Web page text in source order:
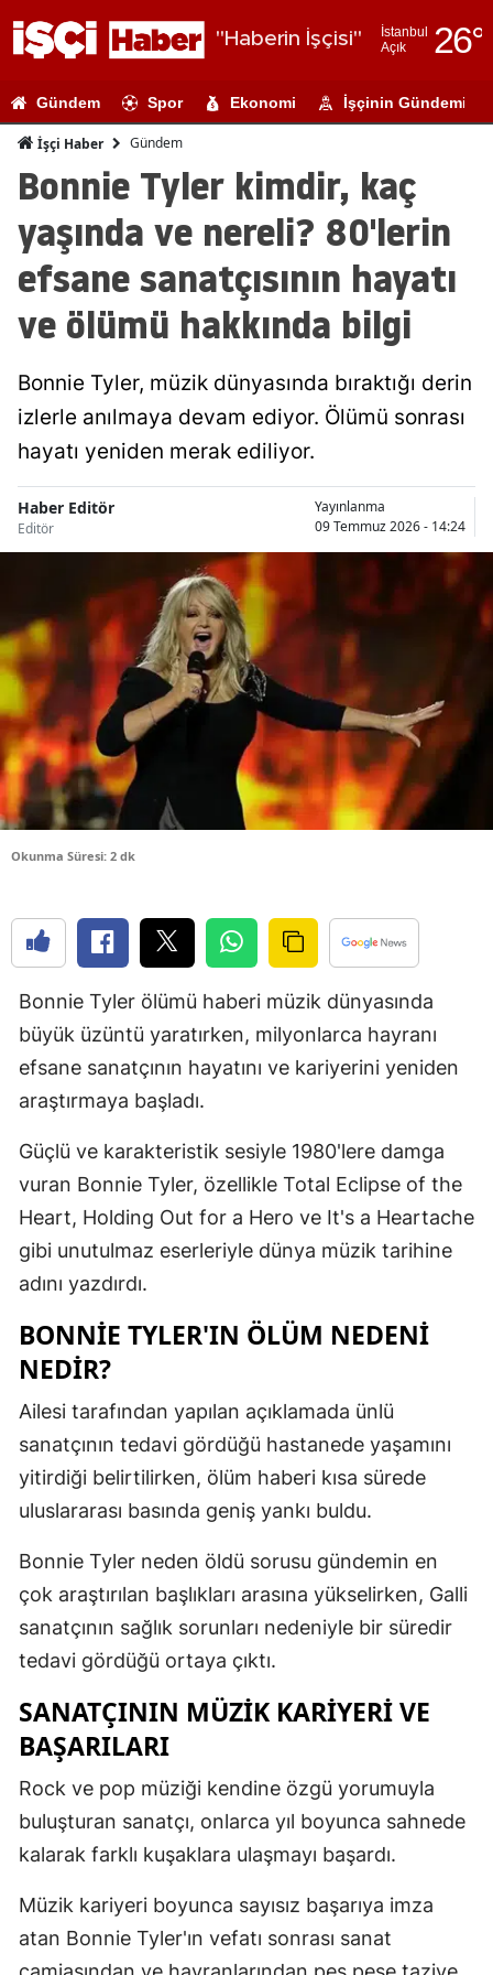
"Haberin İşçisi"
İstanbul
Açık
26°
Adıyaman
Ağrı
Amasya
Ankara
Antalya
Artvin
Aydın
Bilecik
Bingöl
Burdur
Bursa
Çanakkale
Çankırı
Denizli
Diyarbakır
Edirne
Elazığ
Erzurum
Eskişehir
Gaziantep
Gümüşhane
Isparta
İstanbul
İzmir
Kırklareli
Kırşehir
Konya
Kütahya
Gündem Spor Ekonomi İşçinin Gündemi
İşçi Haber Gündem
Bonnie Tyler kimdir, kaç
yaşında ve nereli? 80'lerin
efsane sanatçısının hayatı
ve ölümü hakkında bilgi
Bonnie Tyler, müzik dünyasında bıraktığı derin
izlerle anılmaya devam ediyor. Ölümü sonrası
hayatı yeniden merak ediliyor.
Haber Editör
Editör
Yayınlanma
09 Temmuz 2026 - 14:24
Okunma Süresi: 2 dk
Bonnie Tyler ölümü haberi müzik dünyasında
büyük üzüntü yaratırken, milyonlarca hayranı
efsane sanatçının hayatını ve kariyerini yeniden
araştırmaya başladı.
Güçlü ve karakteristik sesiyle 1980'lere damga
vuran Bonnie Tyler, özellikle Total Eclipse of the
Heart, Holding Out for a Hero ve It's a Heartache
gibi unutulmaz eserleriyle dünya müzik tarihine
adını yazdırdı.
BONNIE TYLER'IN ÖLÜM NEDENI
NEDIR?
Ailesi tarafından yapılan açıklamada ünlü
sanatçının tedavi gördüğü hastanede yaşamını
yitirdiği belirtilirken, ölüm haberi kısa sürede
uluslararası basında geniş yankı buldu.
Bonnie Tyler neden öldü sorusu gündemin en
çok araştırılan başlıkları arasına yükselirken, Galli
sanatçının sağlık sorunları nedeniyle bir süredir
tedavi gördüğü ortaya çıktı.
SANATÇININ MÜZIK KARIYERI VE
BAŞARILARI
Rock ve pop müziği kendine özgü yorumuyla
buluşturan sanatçı, onlarca yıl boyunca sahnede
kalarak farklı kuşaklara ulaşmayı başardı.
Müzik kariyeri boyunca sayısız başarıya imza
atan Bonnie Tyler'ın vefatı sonrası sanat